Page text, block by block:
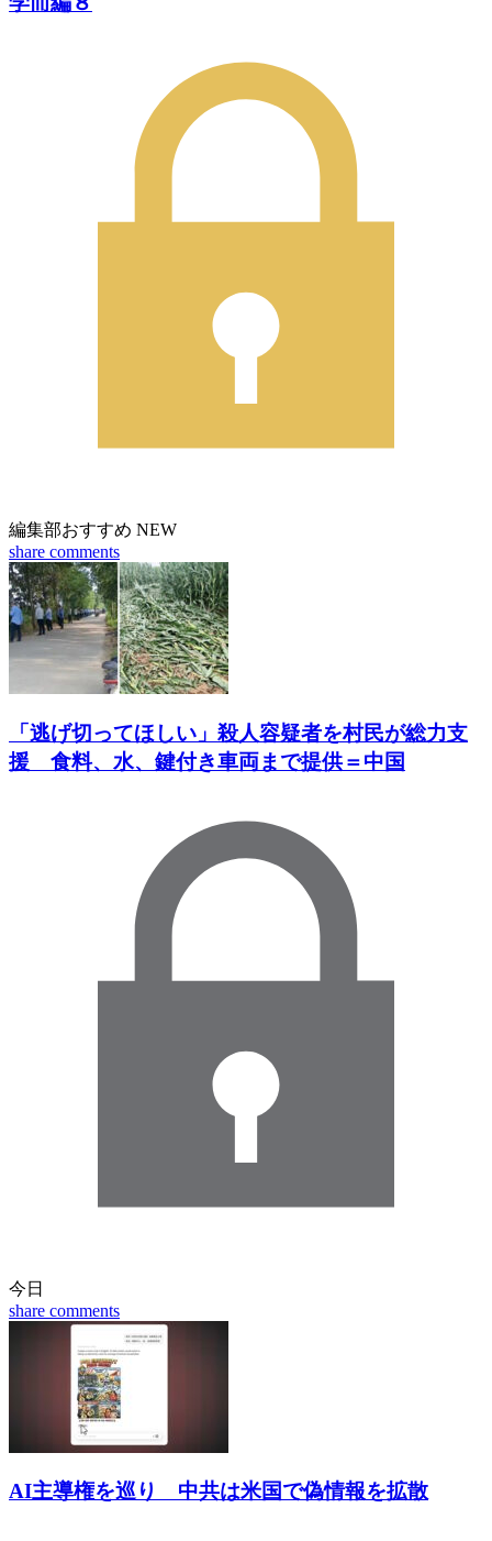
編集部おすすめ NEW
share comments
「逃げ切ってほしい」殺人容疑者を村民が総力支
援 食料、水、鍵付き車両まで提供＝中国
今日
share comments
AI主導権を巡り 中共は米国で偽情報を拡散